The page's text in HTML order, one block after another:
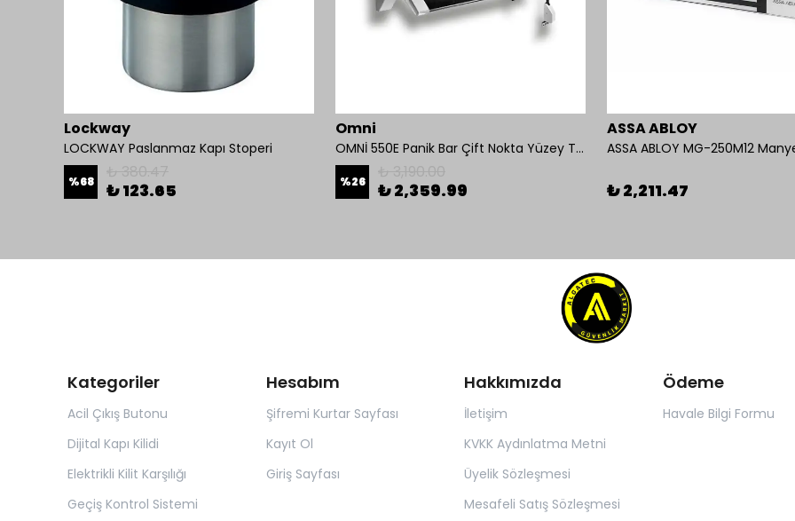
Lockway
LOCKWAY Paslanmaz Kapı Stoperi
%68 ₺ 123.65
Omni
OMNİ 550E Panik Bar Çift Nokta Yüzey Tip
%26 ₺ 2,359.99
ASSA ABLOY
ASSA ABLOY MG-250M12
₺ 2,211.47
Kategoriler
Acil Çıkış Butonu
Dijital Kapı Kilidi
Elektrikli Kilit Karşılığı
Geçiş Kontrol Sistemi
Hesabım
Şifremi Kurtar Sayfası
Kayıt Ol
Giriş Sayfası
Hakkımızda
İletişim
KVKK Aydınlatma Metni
Üyelik Sözleşmesi
Mesafeli Satış Sözleşmesi
Ödeme
Havale Bilgi Formu